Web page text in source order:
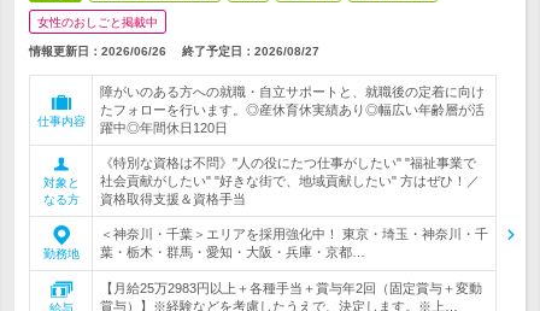
女性のおしごと掲載中
情報更新日：2026/06/26 終了予定日： 2026/08/27
仕事内容
障がいのある方への就職・自立サポートと、就職後の定着に向け
たフォローを行います。◎産休育休実績あり◎幅広い年齢層が活
躍中◎年間休日120日
対象と
なる方
《特別な資格は不問》"人の役にたつ仕事がしたい" "福祉事業で
社会貢献がしたい" "好きな街で、地域貢献したい" 方はぜひ！／
資格取得支援＆資格手当
勤務地
＜神奈川・千葉＞エリアを採用強化中！ 東京・埼玉・神奈川・千
葉・栃木・群馬・愛知・大阪・兵庫・京都…
給与
【月給25万2983円以上＋各種手当＋賞与年2回（固定賞与＋変動
賞与）】※経験などを考慮したうえで、決定します。※上…